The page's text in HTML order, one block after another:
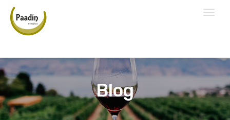
Toggle
Blog